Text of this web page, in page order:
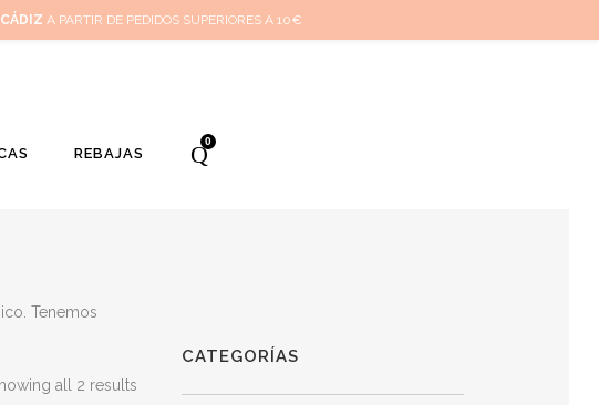
Inicio Mi cuenta Cuidado de tus joyas Conócenos
REBAJAS
0
Tenemos
all 2 results
CATEGORÍAS
A PARTIR DE PEDIDOS SUPERIORES A 10€